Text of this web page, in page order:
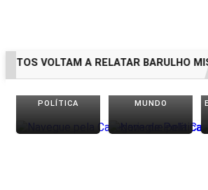
VOLTAM A RELATAR BARULHO
EM ALTA
POLÍTICA MUNDO